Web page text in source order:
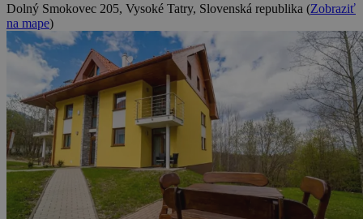
Dolný Smokovec 205, Vysoké Tatry, Slovenská republika (Zobraziť
na mape)